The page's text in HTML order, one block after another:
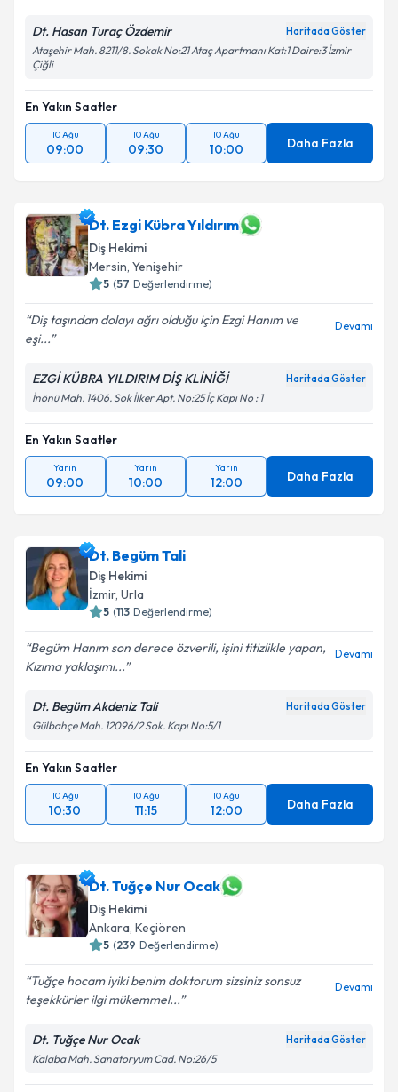
Dt. Hasan Turaç Özdemir Haritada Göster
Ataşehir Mah. 8211/8. Sokak No:21 Ataç Apartmanı Kat:1 Daire:3 İzmir
Çiğli
En Yakın Saatler
10 Ağu
09:00
10 Ağu
09:30
10 Ağu
10:00 Daha Fazla
Dt. Ezgi Kübra Yıldırım
Diş Hekimi
Mersin, Yenişehir
5 (57 Değerlendirme)
Diş taşından dolayı ağrı olduğu için Ezgi Hanım ve
eşi...
Devamı
EZGİ KÜBRA YILDIRIM DİŞ KLİNİĞİ Haritada Göster
İnönü Mah. 1406. Sok İlker Apt. No:25 İç Kapı No : 1
En Yakın Saatler
Yarın
09:00
Yarın
10:00
Yarın
12:00 Daha Fazla
Dt. Begüm Tali
Diş Hekimi
İzmir, Urla
5 (113 Değerlendirme)
Begüm Hanım son derece özverili, işini titizlikle yapan,
Kızıma yaklaşımı...
Devamı
Dt. Begüm Akdeniz Tali Haritada Göster
Gülbahçe Mah. 12096/2 Sok. Kapı No:5/1
En Yakın Saatler
10 Ağu
10:30
10 Ağu
11:15
10 Ağu
12:00 Daha Fazla
Dt. Tuğçe Nur Ocak
Diş Hekimi
Ankara, Keçiören
5 (239 Değerlendirme)
Tuğçe hocam iyiki benim doktorum sizsiniz sonsuz
teşekkürler ilgi mükemmel...
Devamı
Dt. Tuğçe Nur Ocak Haritada Göster
Kalaba Mah. Sanatoryum Cad. No:26/5